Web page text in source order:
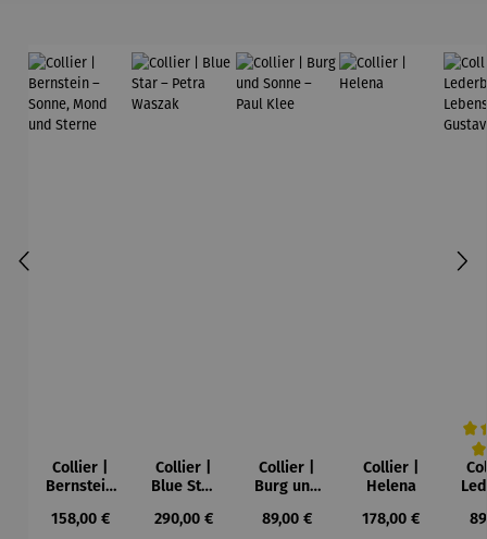
Collier |
Bernstein
Mond und
Regulärer Preis:
158,00 €
Collier |
Blue Star
Waszak
Regulärer Preis:
290,00 €
Collier |
Burg und
Paul Klee
Regulärer Preis:
89,00 €
Collier |
Helena
Regulärer Preis:
178,00 €